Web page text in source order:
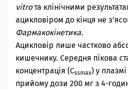
vitroта клінічними
ацикловіром до кінця не
Фармакокінетика.
Ацикловір лише частково
кишечнику. Середня пікова
концентрація (Сssmax) у плазмі
прийому дози 200 мг з 4-